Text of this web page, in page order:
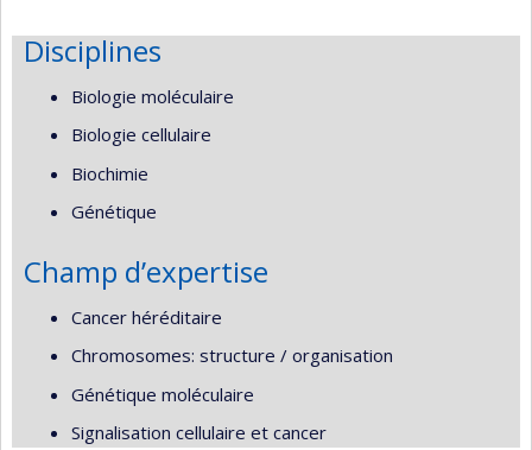
Disciplines
Biologie moléculaire
Biologie cellulaire
Biochimie
Génétique
Champ d’expertise
Cancer héréditaire
Chromosomes: structure / organisation
Génétique moléculaire
Signalisation cellulaire et cancer